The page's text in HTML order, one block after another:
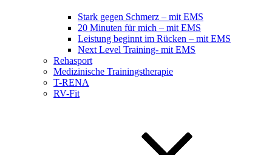
Stark gegen Schmerz – mit EMS
20 Minuten für mich – mit EMS
Leistung beginnt im Rücken – mit EMS
Next Level Training- mit EMS
Rehasport
Medizinische Trainingstherapie
T-RENA
RV-Fit